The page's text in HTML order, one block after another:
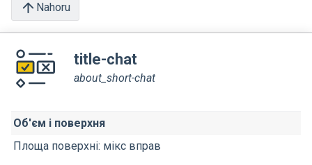
Nahoru
title-chat
about_short-chat
Об'єм і поверхня
Площа поверхні: мікс вправ